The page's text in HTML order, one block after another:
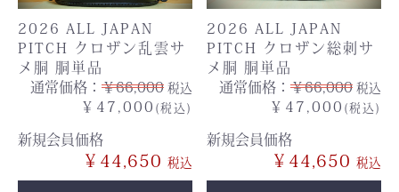
2026 ALL JAPAN
PITCH クロザン乱雲サ
メ胴 胴単品
通常価格： ￥66,000 税込
￥47,000 (税込)
新規会員価格
￥44,650
2026 ALL JAPAN
PITCH クロザン総刺サ
メ胴 胴単品
通常価格： ￥66,000 税込
￥47,000 (税込)
新規会員価格
￥44,650